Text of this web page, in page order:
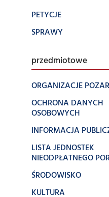
PETYCJE
SPRAWY
przedmiotowe
ORGANIZACJE
OCHRONA DANYCH
OSOBOWYCH
INFORMACJA
LISTA JEDNOSTEK
NIEODPŁATNEGO
ŚRODOWISKO
KULTURA